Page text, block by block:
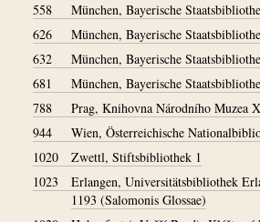
558
München, Bayerische
626
München, Bayerische
632
München, Bayerische
681
München, Bayerische
788
Prag, Knihovna Národního Muzea
944
Wien, Österreichische
1020
Zwettl, Stiftsbibliothek 1
1023
Erlangen, Universitätsbibliothek
1193 (Salomonis Glossae)